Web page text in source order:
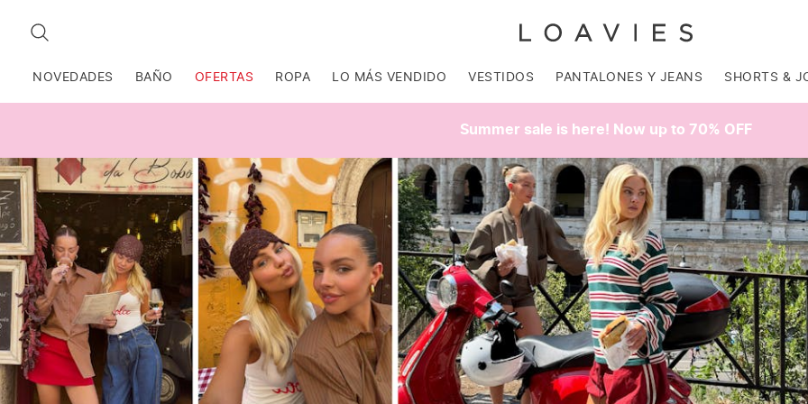
BUSCAR
NOVEDADES BAÑO OFERTAS ROPA LO MÁS VENDIDO VESTIDOS PANTALONES Y JEANS SHORTS &
Summer sale is here! Now up to 70% OFF